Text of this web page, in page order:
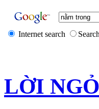
Internet search
LỜI NGỎ